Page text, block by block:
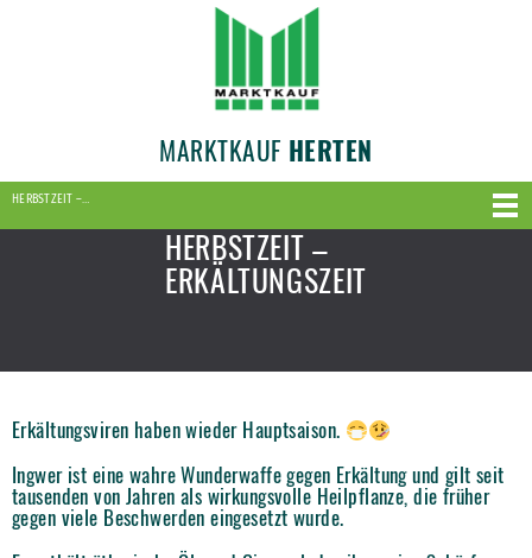
MARKTKAUF HERTEN
HERBSTZEIT –…
HERBSTZEIT –
ERKÄLTUNGSZEIT
Erkältungsviren haben wieder Hauptsaison.
Ingwer ist eine wahre Wunderwaffe gegen Erkältung und gilt seit
tausenden von Jahren als wirkungsvolle Heilpflanze, die früher
gegen viele Beschwerden eingesetzt wurde.